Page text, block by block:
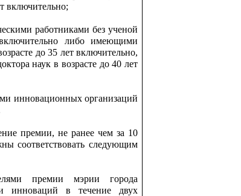
включительно;
работниками без ученой
либо имеющими
до 35 лет включительно,
наук в возрасте до 40 лет
инновационных организаций
премии, не ранее чем за 10
соответствовать следующим
премии мэрии города
инноваций в течение двух